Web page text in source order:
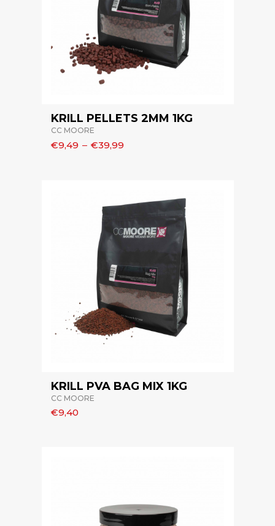
KRILL PELLETS 2MM 1KG
CC MOORE
€9,49 – €39,99
KRILL PVA BAG MIX 1KG
CC MOORE
€9,40